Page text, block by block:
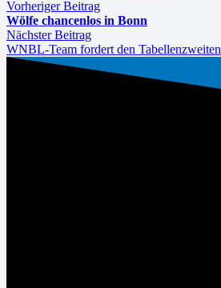
Vorheriger Beitrag
Wölfe chancenlos in Bonn
Nächster Beitrag
WNBL-Team fordert den Tabellenzweiten